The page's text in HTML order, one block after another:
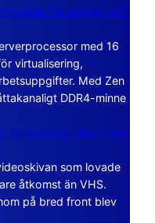
byggda för servrar och
med 16
virtualisering,
Med Zen
DDR4-minne
som visade vägen mot
som lovade
åtkomst än VHS.
på bred front blev